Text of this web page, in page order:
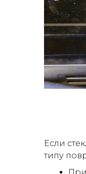
Если
типу